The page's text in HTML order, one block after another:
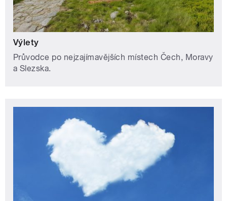
Výlety
Průvodce po nejzajímavějších místech Čech, Moravy
a Slezska.